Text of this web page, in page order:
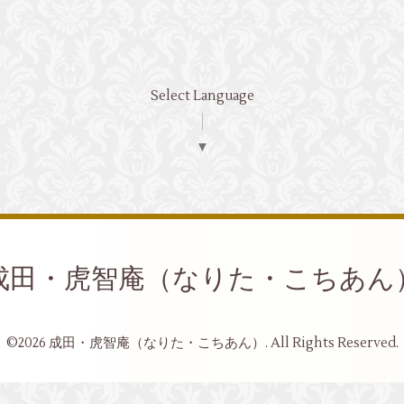
Select Language
▼
田・虎智庵（なりた・こちあん
©2026 成田・虎智庵（なりた・こちあん） . All Rights Reserved.